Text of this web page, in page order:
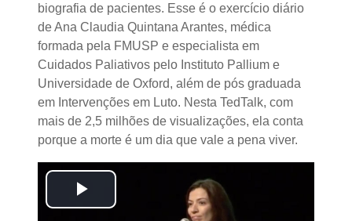
biografia de pacientes. Esse é o exercício diário
de Ana Claudia Quintana Arantes, médica
formada pela FMUSP e especialista em
Cuidados Paliativos pelo Instituto Pallium e
Universidade de Oxford, além de pós graduada
em Intervenções em Luto. Nesta TedTalk, com
mais de 2,5 milhões de visualizações, ela conta
porque a morte é um dia que vale a pena viver.
Tocar